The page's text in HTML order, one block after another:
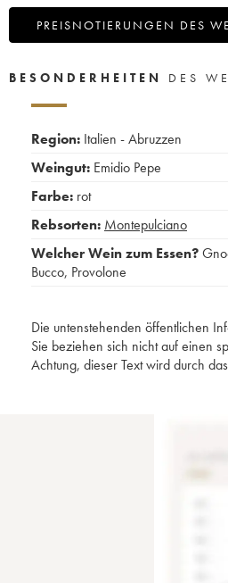
PREISNOTIERUNGEN DES
BESONDERHEITEN DES
Region: Italien - Abruzzen
Weingut: Emidio Pepe
Farbe: rot
Rebsorten: Montepulciano
Welcher Wein zum Essen?
Bucco, Provolone
Die untenstehenden öffentlichen
Sie beziehen sich nicht auf einen
Achtung, dieser Text wird durch